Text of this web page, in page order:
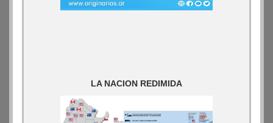
LA NACION REDIMIDA